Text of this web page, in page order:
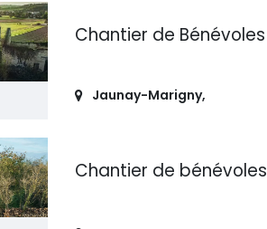
Chantier de Bénévoles
Jaunay-Marigny,
Chantier de bénévoles